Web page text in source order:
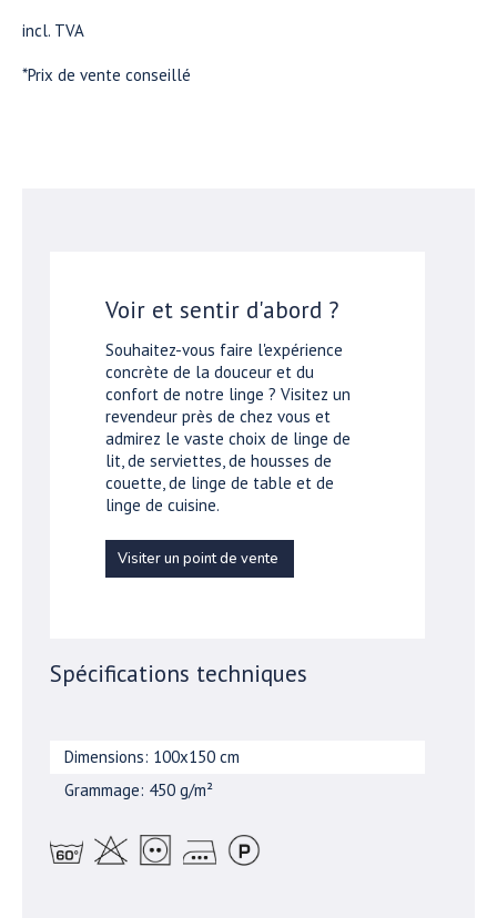
incl. TVA
*Prix de vente conseillé
Voir et sentir d'abord ?
Souhaitez-vous faire l'expérience
concrète de la douceur et du
confort de notre linge ? Visitez un
revendeur près de chez vous et
admirez le vaste choix de linge de
lit, de serviettes, de housses de
couette, de linge de table et de
linge de cuisine.
Visiter un point de vente
Spécifications techniques
Dimensions: 100x150 cm
Grammage: 450 g/m²